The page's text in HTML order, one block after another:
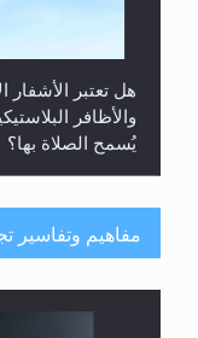
هل تعتبر
والأظافر
يُسمح الصلاة بها؟
مفاهيم وتفاسير